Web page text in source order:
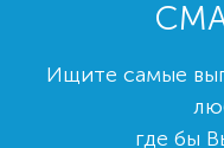
Ищите самые
где бы